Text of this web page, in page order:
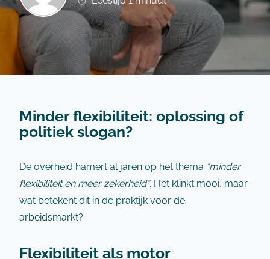
Minder flexibiliteit: oplossing of
politiek slogan?
De overheid hamert al jaren op het thema “minder
flexibiliteit en meer zekerheid”. Het klinkt mooi, maar
wat betekent dit in de praktijk voor de
arbeidsmarkt?
Flexibiliteit als motor